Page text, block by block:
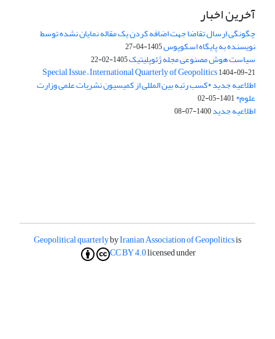
آخرین اخبار
چگونگی ارسال تقاضا جهت اضافه کردن یک مقاله نمایان نشده توسط
نویسنده به پایگاه اسکوپوس1405-04-27
سیاست هوش مصنوعی مجله ژئوپلیتیک1405-02-22
Special Issue – International Quarterly of Geopolitics1404-09-21
اطلاعیه جدید *کسب رتبه بین المللی از کمیسیون نشریات علمی وزارت
علوم*1401-05-02
اطلاعیه جدید1400-07-08
Geopolitical quarterlybyIranian Association of Geopoliticsis
licensed under
CC BY 4.0